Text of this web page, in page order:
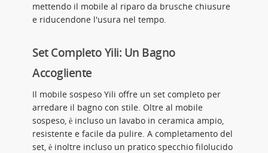
mettendo il mobile al riparo da brusche chiusure
e riducendone l'usura nel tempo.
Set Completo Yili: Un Bagno
Accogliente
Il mobile sospeso Yili offre un set completo per
arredare il bagno con stile. Oltre al mobile
sospeso, è incluso un lavabo in ceramica ampio,
resistente e facile da pulire. A completamento del
set, è inoltre incluso un pratico specchio filolucido